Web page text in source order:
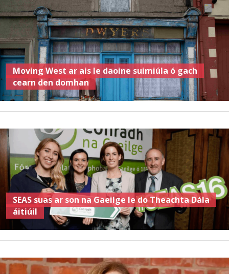
Moving West ar ais le daoine suimiúla ó gach
cearn den domhan
SEAS suas ar son na Gaeilge le do Theachta Dála
áitiúil